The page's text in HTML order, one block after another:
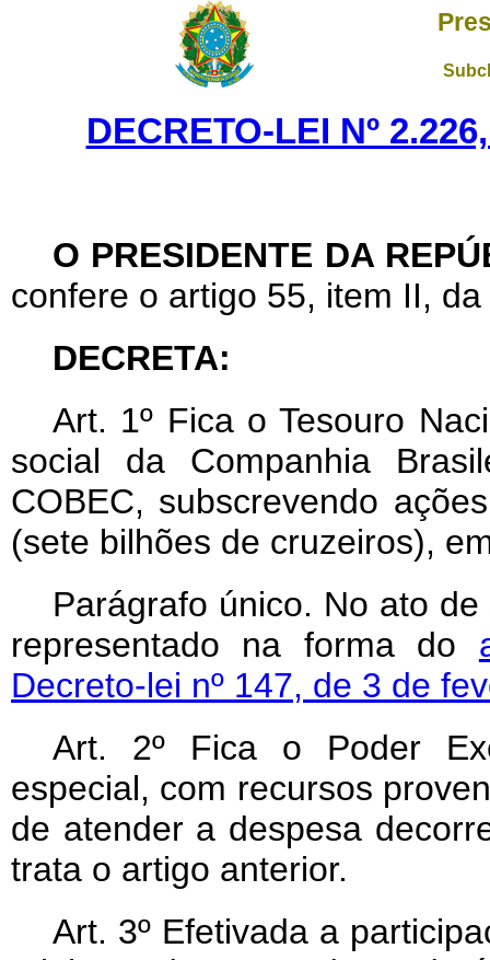
DECRETO-LEI Nº
O PRESIDENTE DA
confere o artigo 55, item II,
DECRETA:
Art. 1º Fica o Tesouro
social da Companhia
COBEC, subscrevendo
(sete bilhões de cruzeiros),
Parágrafo único. No ato
representado na forma do
Decreto-lei nº 147, de 3 de
Art. 2º Fica o Poder
especial, com recursos
de atender a despesa
trata o artigo anterior.
Art. 3º Efetivada a